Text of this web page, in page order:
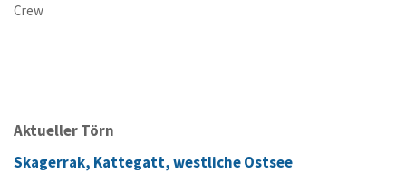
Crew
Aktueller Törn
Skagerrak, Kattegatt, westliche Ostsee